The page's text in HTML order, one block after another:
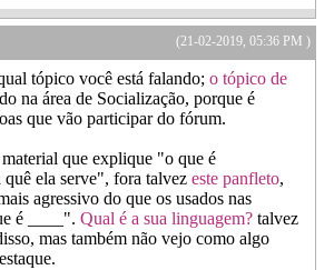
(21-02-2019, 05:36 PM )
tópico você está falando; o tópico de
na área de Socialização, porque é
que vão participar do fórum.
que explique "o que é
ela serve", fora talvez este panfleto,
agressivo do que os usados nas
é ____". Qual é a sua linguagem? talvez
mas também não vejo como algo